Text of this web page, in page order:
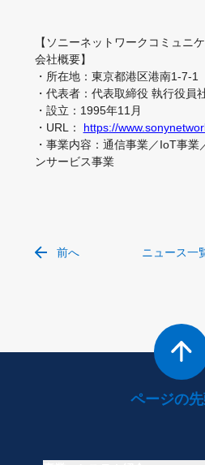
【ソニーネットワークコミュニ
会社概要】
・所在地：東京都港区港南1-7-1
・代表者：代表取締役 執行役
・設立：1995年11月
・URL： https://
・事業内容：通信事業／IoT事業
ンサービス事業
前へ ニュース一
ページの